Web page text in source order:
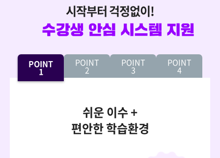
시작부터 걱정없이!
POINT
1
POINT
2
POINT
3
POINT
4
쉬운 이수 +
편안한 학습환경